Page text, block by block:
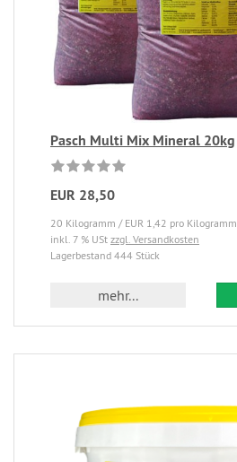
Pasch Multi Mix Mineral 20kg
EUR 28,50
20 Kilogramm / EUR 1,42 pro Kilogramm
inkl. 7 % USt zzgl. Versandkosten
Lagerbestand 444 Stück
mehr...